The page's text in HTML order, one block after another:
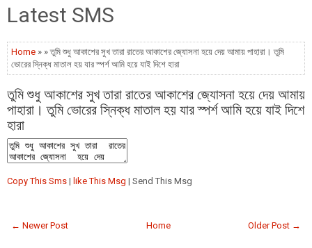
Latest SMS
Home » » তুমি শুধু আকাশের সুখ তারা রাতের আকাশের জ্যোসনা হয়ে দেয় আমায় পাহারা। তুমি
ভোরের স্নিক্ধ মাতাল হয় যার স্পর্শ আমি হয়ে যাই দিশে হারা
তুমি শুধু আকাশের সুখ তারা রাতের আকাশের জ্যোসনা হয়ে দেয় আমায়
পাহারা। তুমি ভোরের স্নিক্ধ মাতাল হয় যার স্পর্শ আমি হয়ে যাই দিশে
হারা
Copy This Sms | like This Msg | Send This Msg
← Newer Post Older Post →
Home